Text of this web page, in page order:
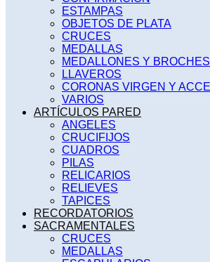
ESTAMPAS
OBJETOS DE PLATA
CRUCES
MEDALLAS
MEDALLONES Y BROCHES
LLAVEROS
CORONAS VIRGEN Y
VARIOS
ARTÍCULOS PARED
ANGELES
CRUCIFIJOS
CUADROS
PILAS
RELICARIOS
RELIEVES
TAPICES
RECORDATORIOS
SACRAMENTALES
CRUCES
MEDALLAS